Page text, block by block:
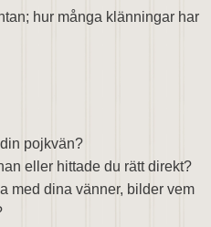
hur många klänningar har
pojkvän?
eller hittade du rätt direkt?
med dina vänner, bilder vem